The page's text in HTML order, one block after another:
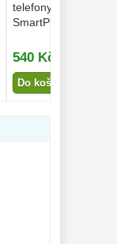
telefony Binorum
SmartPhoto 1,25″
540 Kč
Do košíku